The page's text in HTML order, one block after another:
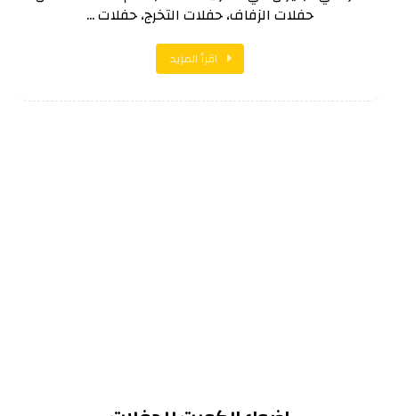
حفلات الزفاف، حفلات التخرج، حفلات ...
اقرأ المزيد